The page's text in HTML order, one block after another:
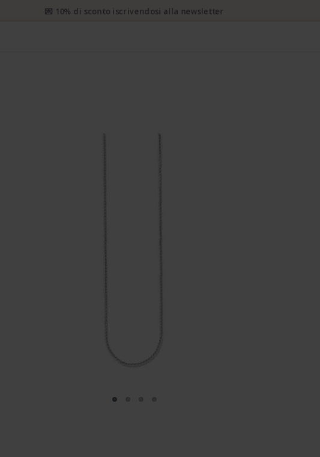
prioritaria gratuita da CHF 50. Spedizione prioritaria raccomandata da CHF 250.